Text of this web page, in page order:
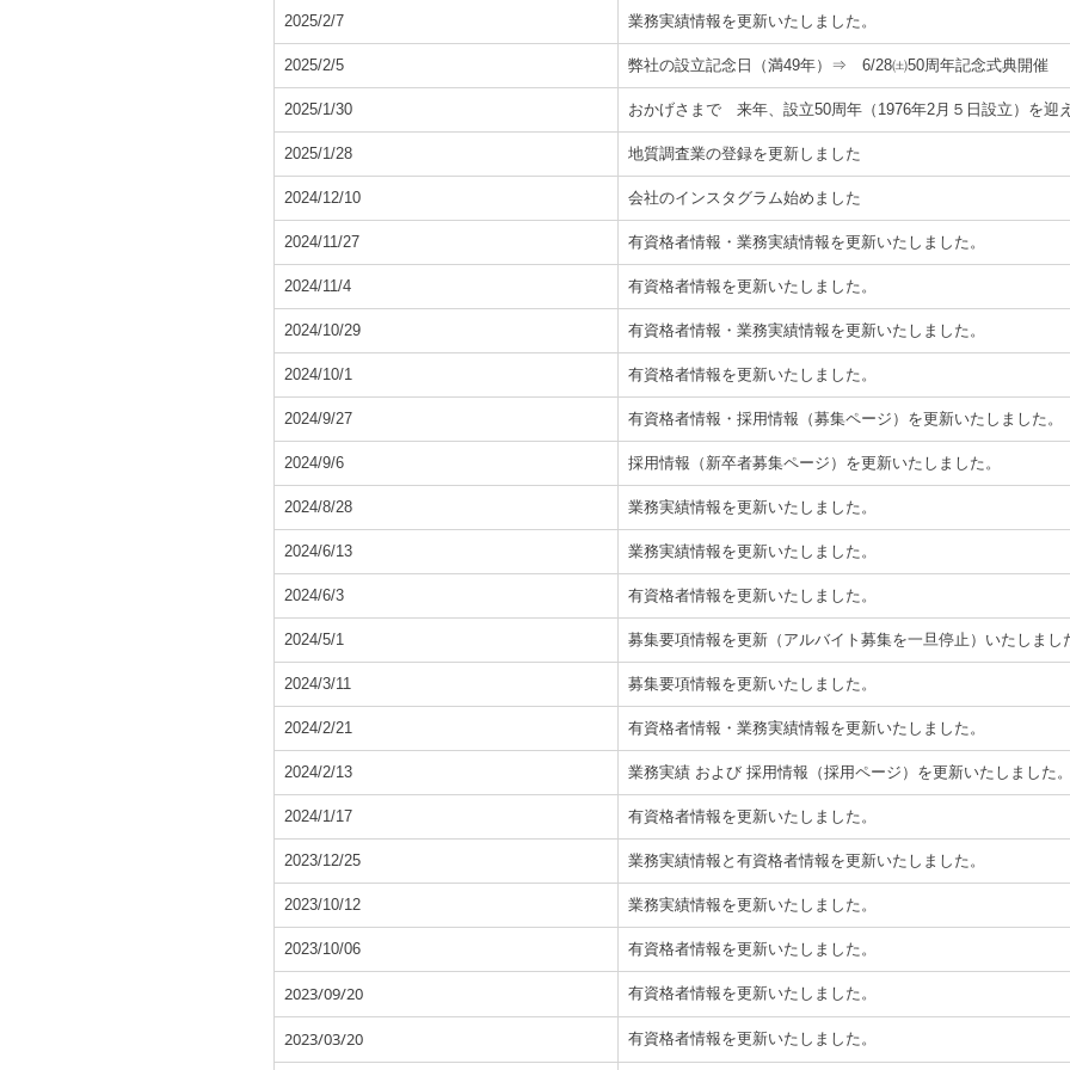
2025/2/7 業務実績情報を更新いたしました。
2025/2/5 弊社の設立記念日（満49年）⇒ 6/28㈯50周年記念式典開催
2025/1/30 おかげさまで 来年、設立50周年（1976年2月５日設立）を迎
2025/1/28 地質調査業の登録を更新しました
2024/12/10 会社のインスタグラム始めました
2024/11/27 有資格者情報・業務実績情報を更新いたしました。
2024/11/4 有資格者情報を更新いたしました。
2024/10/29 有資格者情報・業務実績情報を更新いたしました。
2024/10/1 有資格者情報を更新いたしました。
2024/9/27 有資格者情報・採用情報（募集ページ）を更新いたしました。
2024/9/6 採用情報（新卒者募集ページ）を更新いたしました。
2024/8/28 業務実績情報を更新いたしました。
2024/6/13 業務実績情報を更新いたしました。
2024/6/3 有資格者情報を更新いたしました。
2024/5/1 募集要項情報を更新（アルバイト募集を一旦停止）いたしまし
2024/3/11 募集要項情報を更新いたしました。
2024/2/21 有資格者情報・業務実績情報を更新いたしました。
2024/2/13 業務実績 および 採用情報（採用ページ）を更新いたしました
2024/1/17 有資格者情報を更新いたしました。
2023/12/25 業務実績情報と有資格者情報を更新いたしました。
2023/10/12 業務実績情報を更新いたしました。
2023/10/06 有資格者情報を更新いたしました。
2023/09/20 有資格者情報を更新いたしました。
2023/03/20 有資格者情報を更新いたしました。